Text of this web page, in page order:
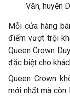
Văn, huyện
Mỗi cửa hàng
điểm vượt trội
Queen Crown
đặc biệt cho
Queen Crown
mới nhất mà còn